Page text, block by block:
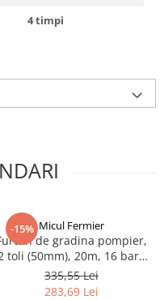
4 timpi
-15% Micul Fermier
de gradina pompier,
toli (50mm), 20m, 16 bari,
fara cuple ROSU, Micul
Fermier GF-1566
335,55 Lei
283,69 Lei